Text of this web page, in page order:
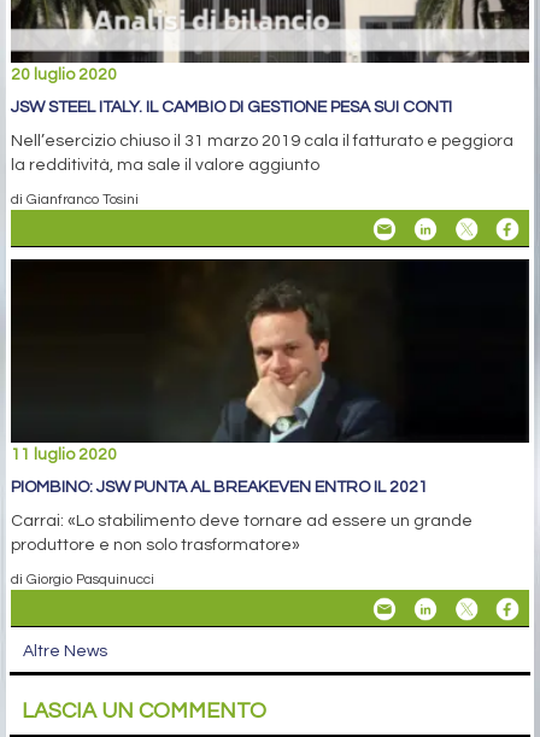
20 luglio 2020
JSW STEEL ITALY. IL CAMBIO DI GESTIONE PESA SUI CONTI
Nell’esercizio chiuso il 31 marzo 2019 cala il fatturato e peggiora
la redditività, ma sale il valore aggiunto
di Gianfranco Tosini
11 luglio 2020
PIOMBINO: JSW PUNTA AL BREAKEVEN ENTRO IL 2021
Carrai: «Lo stabilimento deve tornare ad essere un grande
produttore e non solo trasformatore»
di Giorgio Pasquinucci
Altre News
LASCIA UN COMMENTO